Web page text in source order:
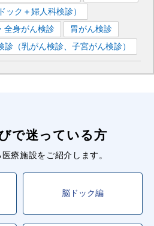
ック＋婦人科検診）
全身がん検診
胃がん検診
診（乳がん検診、子宮がん検診）
で迷っている方
療施設をご紹介します。
脳ドック編